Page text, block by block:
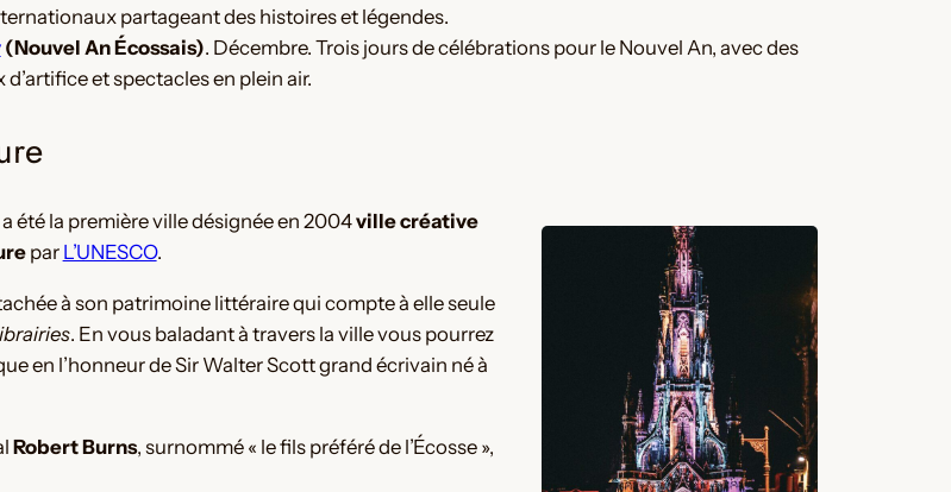
partageant des histoires et légendes​.
(Nouvel An Écossais). Décembre. Trois jours de célébrations pour le Nouvel An, avec des
d’artifice et spectacles en plein air​.
été la première ville désignée en 2004ville créative
par L’UNESCO.
à son patrimoine littéraire qui compte à elle seule
. En vous baladant à travers la ville vous pourrez
en l’honneur de Sir Walter Scott grand écrivain né à
Robert Burns, surnommé « le fils préféré de l’Écosse »,